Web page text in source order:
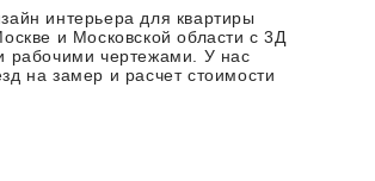
интерьера для квартиры
и Московской области с 3Д
рабочими чертежами. У нас
на замер и расчет стоимости